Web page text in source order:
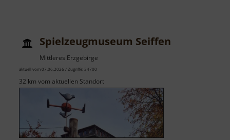
Zwönitz
Spielzeugmuseum Seiffen
Mittleres Erzgebirge
aktuell vom 07.06.2026 / Zugriffe: 34700
32 km vom aktuellen Standort